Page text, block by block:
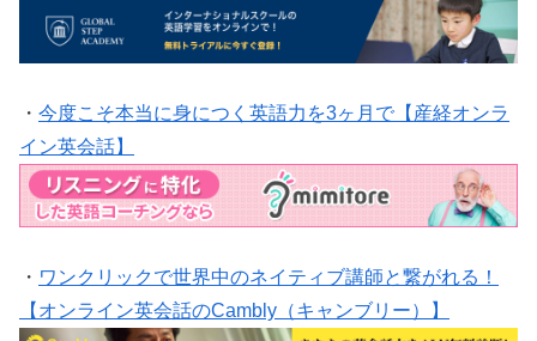
・ 今度こそ本当に身につく英語力を3ヶ月で【産経オンラ
イン英会話】
・ ワンクリックで世界中のネイティブ講師と繋がれる！
【オンライン英会話のCambly（キャンブリー）】